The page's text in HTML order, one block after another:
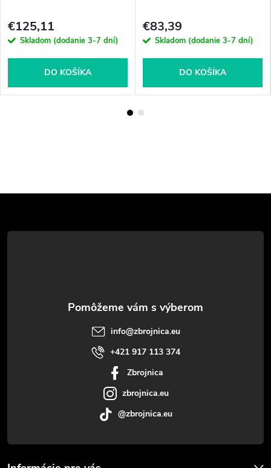
€125,11
Skladom (dodanie 3-7 dní)
DO KOŠÍKA
€83,39
Skladom (dodanie 3-7 dní)
DO KOŠÍKA
á
info@zbrojnica.eu
+421 917 113 374
Zbrojnica
zbrojnica.eu
@zbrojnica.eu